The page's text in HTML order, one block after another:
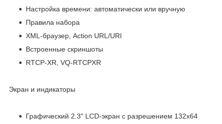
Настройка времени: автоматически или вручную
Правила набора
XML-браузер, Action URL/URI
Встроенные скриншоты
RTCP-XR, VQ-RTCPXR
Экран и индикаторы
Графический 2.3" LCD-экран с разрешением 132х64